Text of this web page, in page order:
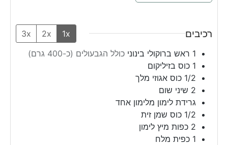
רכיבים 1x
2x
3x
1 ראש ברוקולי בינוני כולל הגבעולים (כ-400 גרם)
1 כוס בזיליקום
1/2 כוס אגוזי מלך
2 שיני שום
גרידת לימון מלימון אחד
1/2 כוס שמן זית
2 כפות מיץ לימון
1 כפית מלח